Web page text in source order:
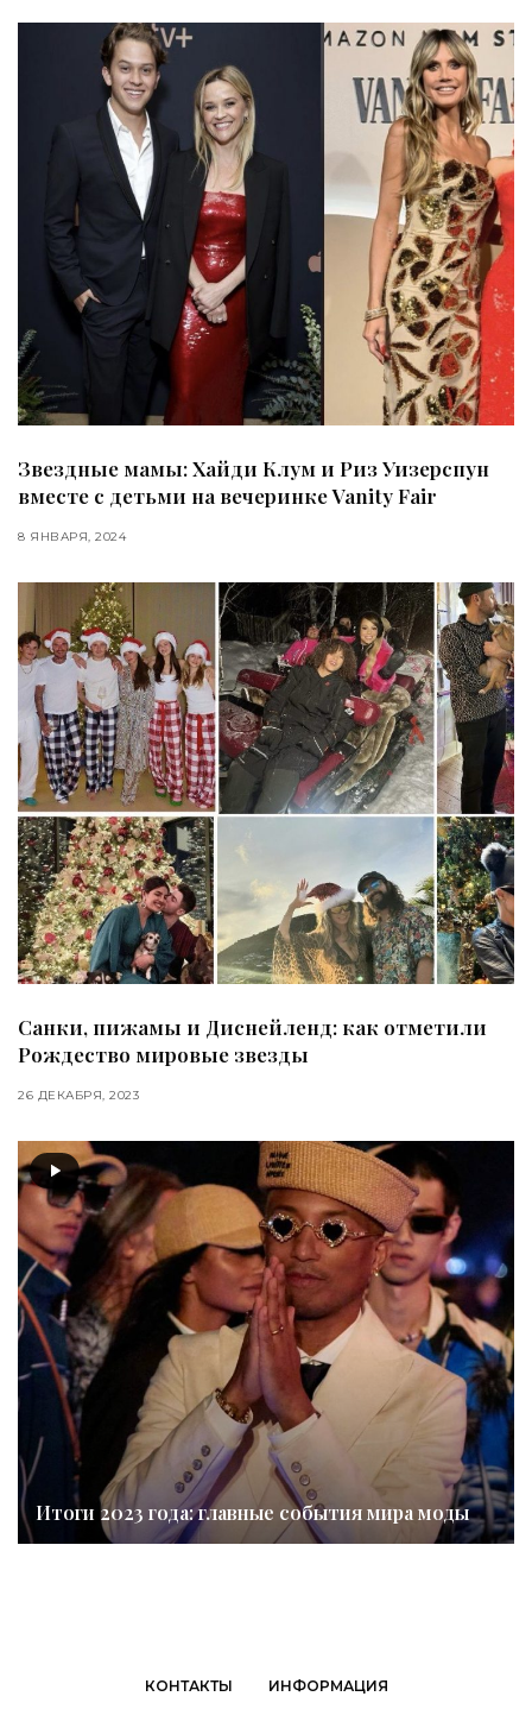
Звездные мамы: Хайди Клум и Риз Уизерспун
вместе с детьми на вечеринке Vanity Fair
8 ЯНВАРЯ, 2024
Санки, пижамы и Диснейленд: как отметили
Рождество мировые звезды
26 ДЕКАБРЯ, 2023
Итоги 2023 года: главные события мира моды
КОНТАКТЫ ИНФОРМАЦИЯ